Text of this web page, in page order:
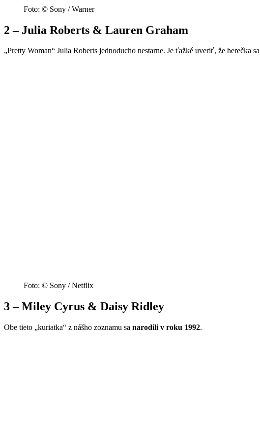
Foto: © Sony / Warner
2 – Julia Roberts & Lauren Graham
„Pretty Woman“ Julia Roberts jednoducho nestarne. Je ťažké uveriť, že herečka sa
Foto: © Sony / Netflix
3 – Miley Cyrus & Daisy Ridley
Obe tieto „kuriatka“ z nášho zoznamu sa narodili v roku 1992.